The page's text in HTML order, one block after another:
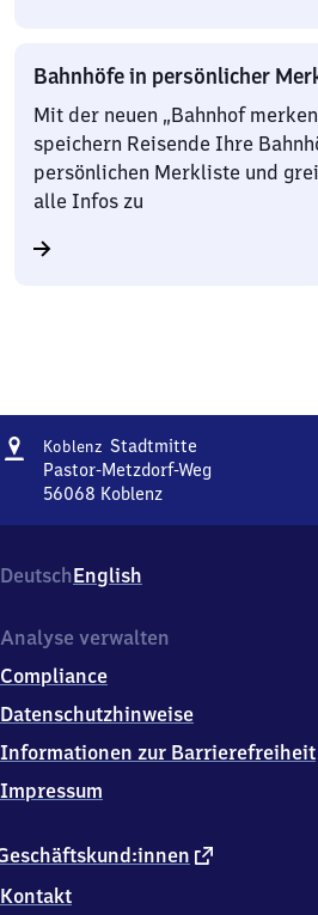
Bahnhöfe in persönlicher
Mit der neuen „Bahnhof
speichern Reisende Ihre
persönlichen Merkliste und
alle Infos zu
Adresse
Koblenz StadtmitteKoblenz
Stadtmitte
Pastor-Metzdorf-Weg
56068 Koblenz
Pastor-
Metzdorf-
5
0
6
Koblenz
DeutschEnglish
externer
Kontakt
Analyse verwalten
Compliance
Datenschutzhinweise
Informationen zur Barrierefreiheit
Impressum